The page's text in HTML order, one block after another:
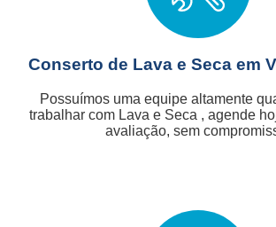
Conserto de Lava e Seca em
Possuímos uma equipe altamente
trabalhar com Lava e Seca , agende
avaliação, sem